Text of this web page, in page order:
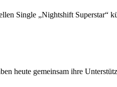
Single „Nightshift
heute gemeinsam ihre